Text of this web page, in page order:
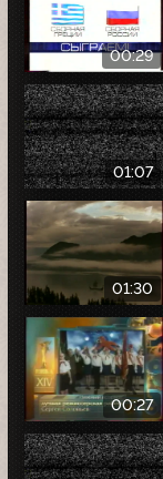
00:29
01:07
01:30
00:27